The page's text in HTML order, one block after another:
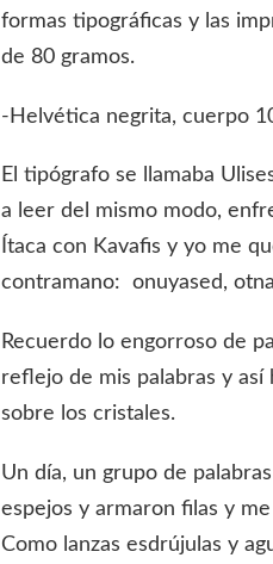
formas tipográficas y las
de 80 gramos.
-Helvética negrita, cuerpo
El tipógrafo se llamaba
a leer del mismo modo,
Ítaca con Kavafis y yo me
contramano: onuyased,
Recuerdo lo engorroso de
reflejo de mis palabras y
sobre los cristales.
Un día, un grupo de
espejos y armaron filas y
Como lanzas esdrújulas y